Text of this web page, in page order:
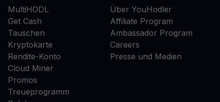
MultiHODL
Get Cash
Tauschen
Kryptokarte
Rendite-Konto
Cloud Miner
Promos
Treueprogramm
Über YouHodler
Affiliate Program
Ambassador Program
Careers
Presse und Medien